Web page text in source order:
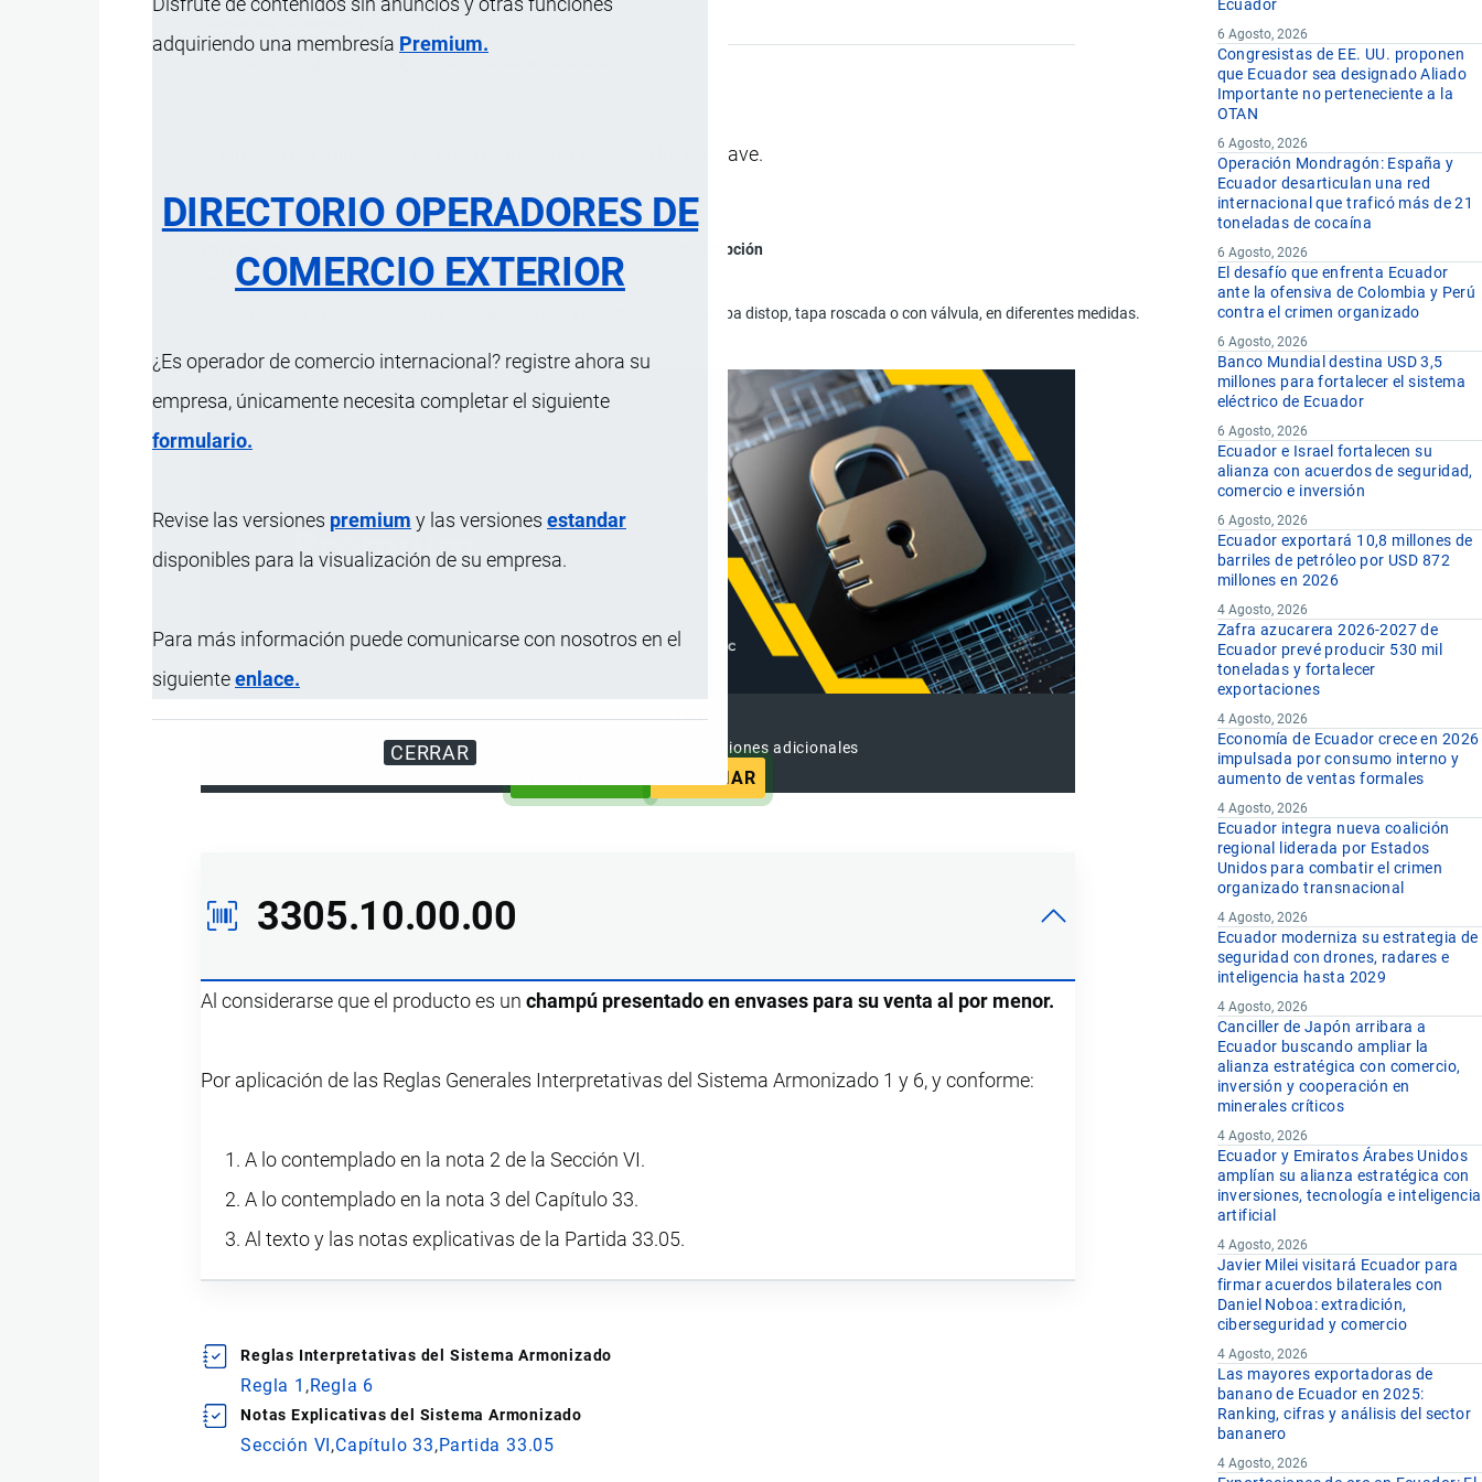
adquiriendo una membresía Premium.
DIRECTORIO OPERADORES DE
COMERCIO EXTERIOR
¿Es operador de comercio internacional? registre ahora su
empresa, únicamente necesita completar el siguiente
formulario.
Revise las versiones premium y las versiones estandar
disponibles para la visualización de su empresa.
Para más información puede comunicarse con nosotros en el
siguienteenlace.
CERRAR
Shampoo para limpieza de cuero cabelludo y cabello liso y suave.
Descripción
Limpieza de cuero cabelludo y cabello.
Envases plásticos de polietileno de alta y baja densidad con tapa distop, tapa roscada o con válvula, en diferentes medidas.
SUSCRIPCIÓN PREMIUM
Disfrute de contenido sin anuncios y funciones adicionales
ANUNCIAR
3305.10.00.00
Al considerarse que el producto es unchampú presentado en envases para su venta al por menor.
Por aplicación de las Reglas Generales Interpretativas del Sistema Armonizado 1 y 6, y conforme:
A lo contemplado en la nota 2 de la Sección VI.
A lo contemplado en la nota 3 del Capítulo 33.
Al texto y las notas explicativas de la Partida 33.05.
Reglas Interpretativas del Sistema Armonizado
Regla 1 Regla 6
Notas Explicativas del Sistema Armonizado
Sección VI Capítulo 33 Partida 33.05
Ecuador
6 Agosto, 2026
Congresistas de EE. UU. proponen
que Ecuador sea designado Aliado
Importante no perteneciente a la
OTAN
6 Agosto, 2026
Operación Mondragón: España y
Ecuador desarticulan una red
internacional que traficó más de 21
toneladas de cocaína
6 Agosto, 2026
El desafío que enfrenta Ecuador
ante la ofensiva de Colombia y Perú
contra el crimen organizado
6 Agosto, 2026
Banco Mundial destina USD 3,5
millones para fortalecer el sistema
eléctrico de Ecuador
6 Agosto, 2026
Ecuador e Israel fortalecen su
alianza con acuerdos de seguridad,
comercio e inversión
6 Agosto, 2026
Ecuador exportará 10,8 millones de
barriles de petróleo por USD 872
millones en 2026
4 Agosto, 2026
Zafra azucarera 2026-2027 de
Ecuador prevé producir 530 mil
toneladas y fortalecer
exportaciones
4 Agosto, 2026
Economía de Ecuador crece en 2026
impulsada por consumo interno y
aumento de ventas formales
4 Agosto, 2026
Ecuador integra nueva coalición
regional liderada por Estados
Unidos para combatir el crimen
organizado transnacional
4 Agosto, 2026
Ecuador moderniza su estrategia de
seguridad con drones, radares e
inteligencia hasta 2029
4 Agosto, 2026
Canciller de Japón arribara a
Ecuador buscando ampliar la
alianza estratégica con comercio,
inversión y cooperación en
minerales críticos
4 Agosto, 2026
Ecuador y Emiratos Árabes Unidos
amplían su alianza estratégica con
inversiones, tecnología e inteligencia
artificial
4 Agosto, 2026
Javier Milei visitará Ecuador para
firmar acuerdos bilaterales con
Daniel Noboa: extradición,
ciberseguridad y comercio
4 Agosto, 2026
Las mayores exportadoras de
banano de Ecuador en 2025:
Ranking, cifras y análisis del sector
bananero
4 Agosto, 2026